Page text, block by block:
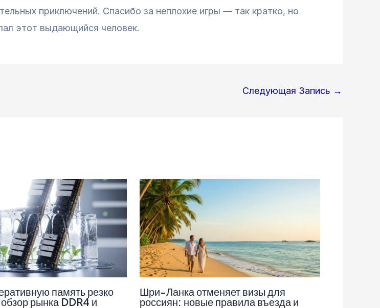
приключений. Спасибо за неплохие игры — так кратко, но
этот выдающийся человек.
Следующая Запись →
память резко
рынка DDR4 и
Шри-Ланка отменяет визы для
россиян: новые правила въезда и